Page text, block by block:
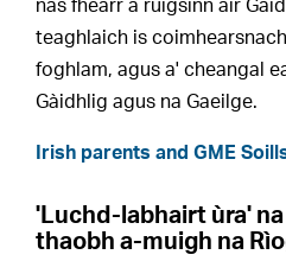
nas fheàrr a ruigsinn air
teaghlaich is
foghlam, agus a' cheangal
Gàidhlig agus na Gaeilge.
Irish parents and GME
'Luchd-labhairt ùra'
thaobh a-muigh na